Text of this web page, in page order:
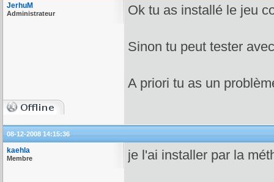
JerhuM
Administrateur Ok tu as installé le jeu
Sinon tu peut tester
A priori tu as un
08-12-2008 14:15:36
kaehla
Membre je l'ai installer par la